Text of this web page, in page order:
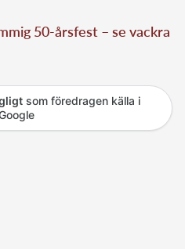
50-årsfest – se vackra
som föredragen källa i